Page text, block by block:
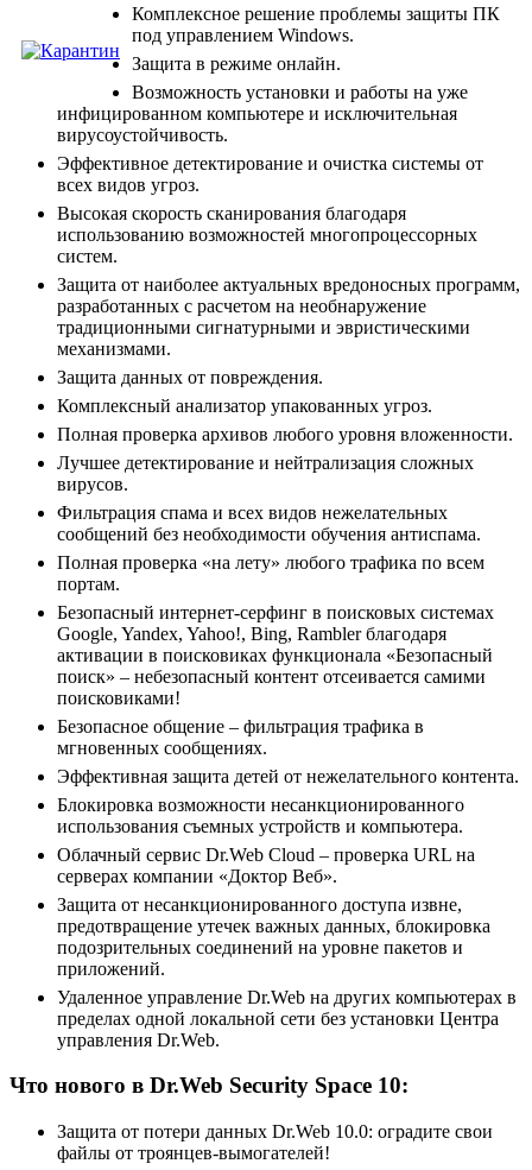
Комплексное решение проблемы защиты ПК
под управлением Windows.
Защита в режиме онлайн.
Возможность установки и работы на уже
инфицированном компьютере и исключительная
вирусоустойчивость.
Эффективное детектирование и очистка системы от
всех видов угроз.
Высокая скорость сканирования благодаря
использованию возможностей многопроцессорных
систем.
Защита от наиболее актуальных вредоносных программ,
разработанных с расчетом на необнаружение
традиционными сигнатурными и эвристическими
механизмами.
Защита данных от повреждения.
Комплексный анализатор упакованных угроз.
Полная проверка архивов любого уровня вложенности.
Лучшее детектирование и нейтрализация сложных
вирусов.
Фильтрация спама и всех видов нежелательных
сообщений без необходимости обучения антиспама.
Полная проверка «на лету» любого трафика по всем
портам.
Безопасный интернет-серфинг в поисковых системах
Google, Yandex, Yahoo!, Bing, Rambler благодаря
активации в поисковиках функционала «Безопасный
поиск» – небезопасный контент отсеивается самими
поисковиками!
Безопасное общение – фильтрация трафика в
мгновенных сообщениях.
Эффективная защита детей от нежелательного контента.
Блокировка возможности несанкционированного
использования съемных устройств и компьютера.
Облачный сервис Dr.Web Cloud – проверка URL на
серверах компании «Доктор Веб».
Защита от несанкционированного доступа извне,
предотвращение утечек важных данных, блокировка
подозрительных соединений на уровне пакетов и
приложений.
Удаленное управление Dr.Web на других компьютерах в
пределах одной локальной сети без установки Центра
управления Dr.Web.
Что нового в Dr.Web Security Space 10:
Защита от потери данных Dr.Web 10.0: оградите свои
файлы от троянцев-вымогателей!